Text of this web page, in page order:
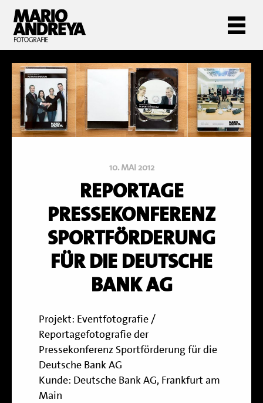
10. MAI 2012
REPORTAGE
PRESSEKONFERENZ
SPORTFÖRDERUNG
FÜR DIE DEUTSCHE
BANK AG
Projekt: Eventfotografie /
Reportagefotografie der
Pressekonferenz Sportförderung für die
Deutsche Bank AG
Kunde: Deutsche Bank AG, Frankfurt am
Main